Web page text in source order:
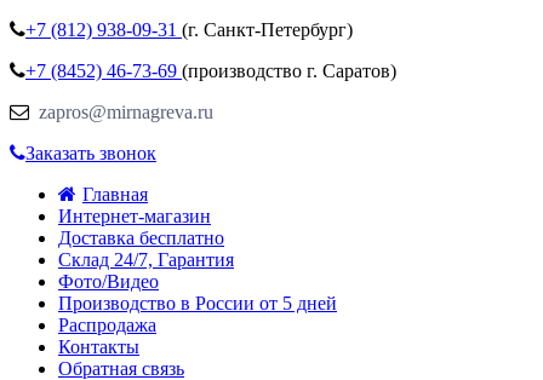
+7 (812) 938-09-31 (г. Санкт-Петербург)
+7 (8452) 46-73-69 (производство г. Саратов)
zapros@mirnagreva.ru
Заказать звонок
Главная
Интернет-магазин
Доставка бесплатно
Склад 24/7, Гарантия
Фото/Видео
Производство в России от 5 дней
Распродажа
Контакты
Обратная связь